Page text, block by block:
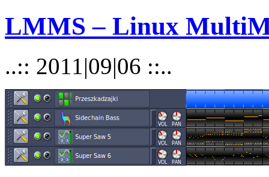
LMMS – Linux
..:: 2011|09|06 ::..